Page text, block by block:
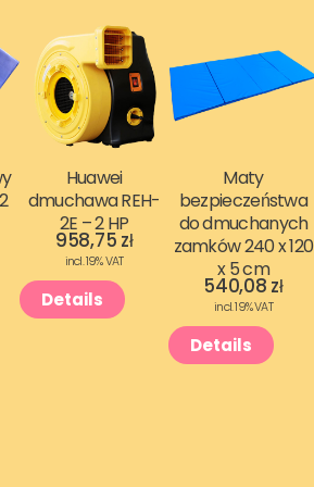
Huawei
dmuchawa REH-
2E – 2 HP
958,75 zł
incl. 19% VAT
Details
Maty
bezpieczeństwa
do dmuchanych
zamków 240 x 120
x 5 cm
540,08 zł
incl. 19% VAT
Details